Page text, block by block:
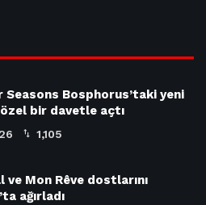
Seasons Bosphorus’taki yeni
özel bir davetle açtı
1,105
ve Mon Rêve dostlarını
ağırladı